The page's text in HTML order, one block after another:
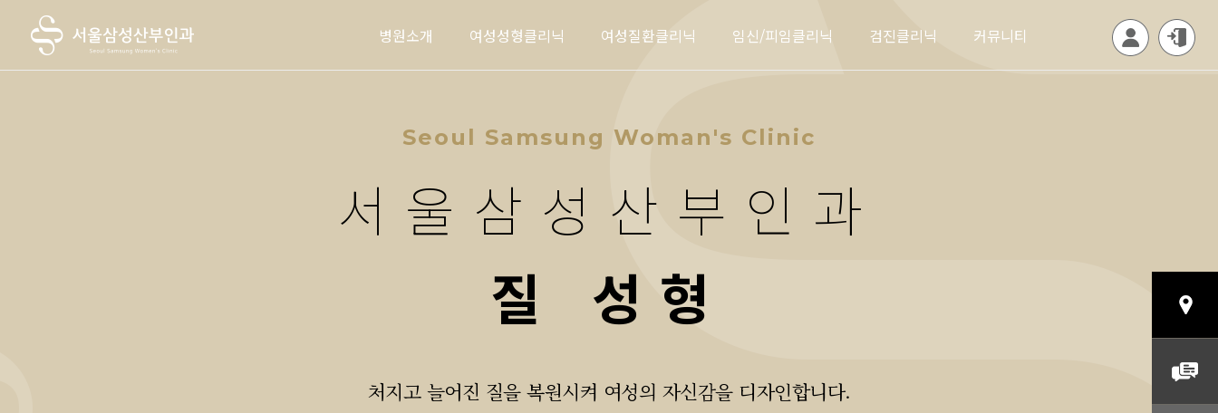
병원소개 여성성형클리닉 여성질환클리닉 임신/피임클리닉 검진클리닉 커뮤니티
Seoul Samsung Woman's Clinic
서울삼성산부인과
질 성형
처지고 늘어진 질을 복원시켜 여성의 자신감을 디자인합니다.